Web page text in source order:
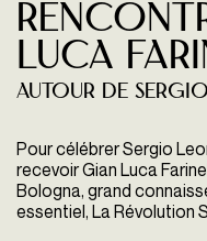
Luca
Autour de
Pour célébrer Sergio
recevoir Gian Luca
Bologna, grand
essentiel, La Révolution